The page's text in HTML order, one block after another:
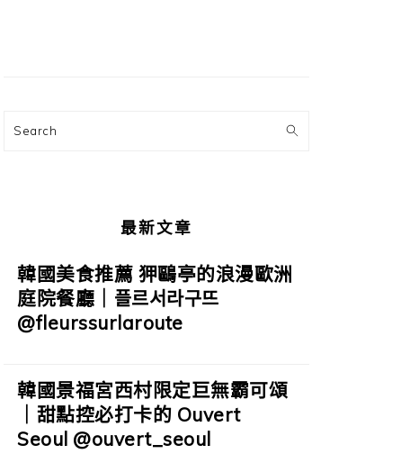
欄
Search
最新文章
韓國美食推薦 狎鷗亭的浪漫歐洲
庭院餐廳｜플르서라구뜨
@fleurssurlaroute
韓國景福宮西村限定巨無霸可頌
｜甜點控必打卡的 Ouvert
Seoul @ouvert_seoul